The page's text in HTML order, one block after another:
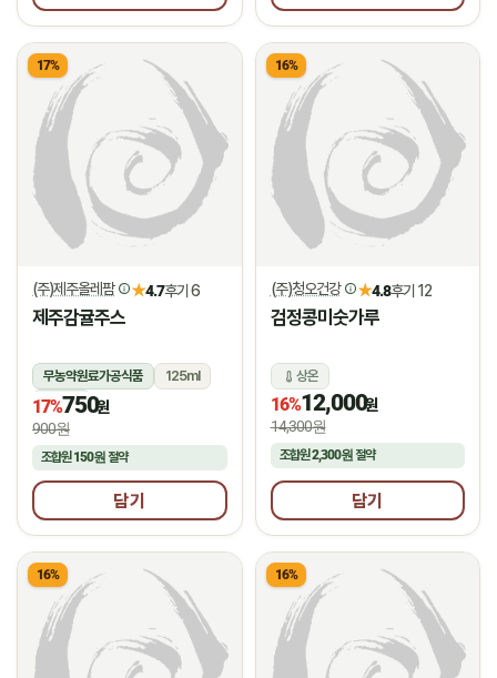
17%
(주)제주올레팜 ★4.7후기 6
제주감귤주스
무농약원료가공식품
125ml
상온
17%750원
900원
조합원150원 절약
담기
16%
(주)청오건강 ★4.8후기 12
검정콩미숫가루
상온
16%12,000원
14,300원
조합원2,300원절약
담기
16% 16%